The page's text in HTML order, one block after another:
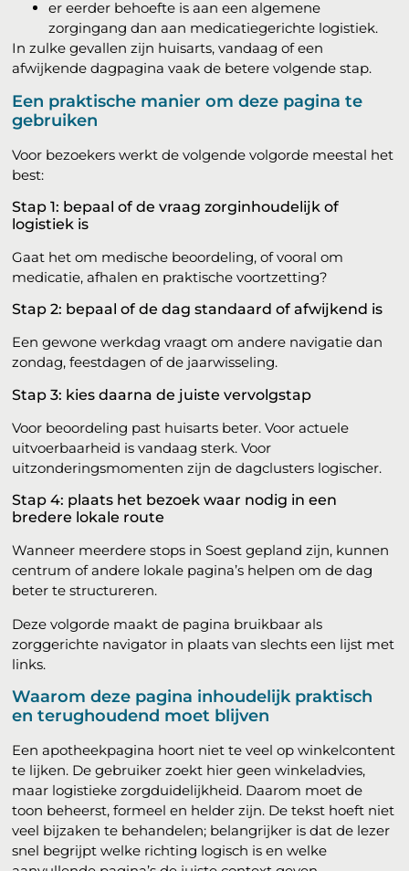
er eerder behoefte is aan een algemene
zorgingang dan aan medicatiegerichte logistiek.
In zulke gevallen zijn huisarts, vandaag of een
afwijkende dagpagina vaak de betere volgende stap.
Een praktische manier om deze pagina te
gebruiken
Voor bezoekers werkt de volgende volgorde meestal het
best:
Stap 1: bepaal of de vraag zorginhoudelijk of
logistiek is
Gaat het om medische beoordeling, of vooral om
medicatie, afhalen en praktische voortzetting?
Stap 2: bepaal of de dag standaard of afwijkend is
Een gewone werkdag vraagt om andere navigatie dan
zondag, feestdagen of de jaarwisseling.
Stap 3: kies daarna de juiste vervolgstap
Voor beoordeling past huisarts beter. Voor actuele
uitvoerbaarheid is vandaag sterk. Voor
uitzonderingsmomenten zijn de dagclusters logischer.
Stap 4: plaats het bezoek waar nodig in een
bredere lokale route
Wanneer meerdere stops in Soest gepland zijn, kunnen
centrum of andere lokale pagina’s helpen om de dag
beter te structureren.
Deze volgorde maakt de pagina bruikbaar als
zorggerichte navigator in plaats van slechts een lijst met
links.
Waarom deze pagina inhoudelijk praktisch
en terughoudend moet blijven
Een apotheekpagina hoort niet te veel op winkelcontent
te lijken. De gebruiker zoekt hier geen winkeladvies,
maar logistieke zorgduidelijkheid. Daarom moet de
toon beheerst, formeel en helder zijn. De tekst hoeft niet
veel bijzaken te behandelen; belangrijker is dat de lezer
snel begrijpt welke richting logisch is en welke